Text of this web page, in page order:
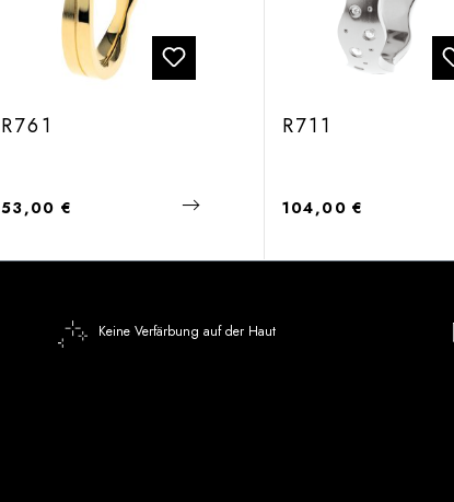
R761
Regulärer Preis:
53,00 €
R711
Regulärer Preis:
104,00 €
Keine Verfärbung auf der Haut